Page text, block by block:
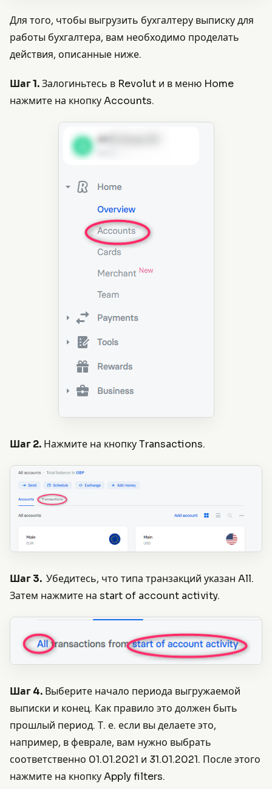
Для того, чтобы выгрузить бухгалтеру выписку для
работы бухгалтера, вам необходимо проделать
действия, описанные ниже.
Шаг 1.Залогиньтесь в Revolut и в меню Home
нажмите на кнопку Accounts.
Шаг 2. Нажмите на кнопку Transactions.
Шаг 3. Убедитесь, что типа транзакций указан All.
Затем нажмите на start of account activity.
Шаг 4. Выберите начало периода выгружаемой
выписки и конец. Как правило это должен быть
прошлый период. Т. е. если вы делаете это,
например, в феврале, вам нужно выбрать
соответственно 01.01.2021 и 31.01.2021. После этого
нажмите на кнопку Apply filters.